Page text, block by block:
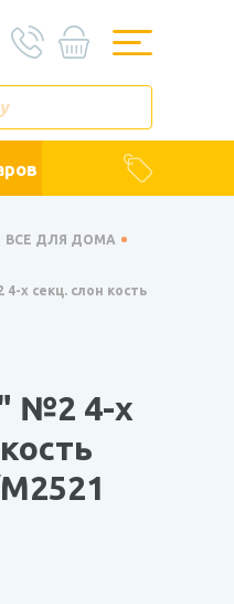
ВСЕ ДЛЯ ДОМА
х секц. слон кость
№2 4-х